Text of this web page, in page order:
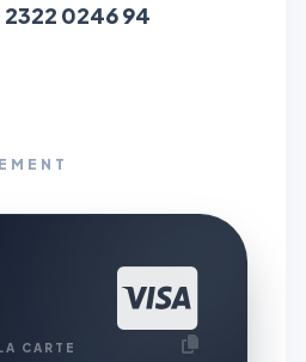
2322 0246 94
CARTE